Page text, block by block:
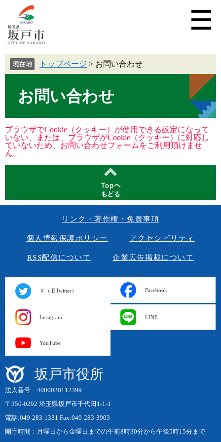
トップページ > お問い合わせ
お問い合わせ
ブラウザでCookie（クッキー）が使用できる設定になって
いない、または、ブラウザがCookie（クッキー）に対応し
ていないため、お問い合わせフォームをご利用頂けませ
ん。
リンク・著作権・免責事項
個人情報保護ポリシー アクセシビリティ
RSS配信について 企業広告掲載について
Ｘ（旧Twitter） Facebook
Instagram LINE
YouTube
坂戸市役所
法人番号 4000020112399
〒350-0292 埼玉県坂戸市千代田1-1-1
電話:049-283-1331 Fax:049-283-3903
開庁時間：月曜日から金曜日までの午前8時30分から午後5時15分まで